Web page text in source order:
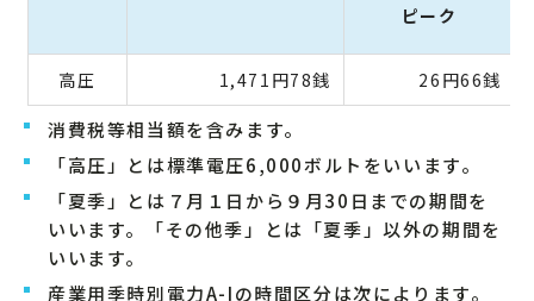
ピーク
高圧 1,471円78銭 26円66銭
消費税等相当額を含みます。
「高圧」とは標準電圧6,000ボルトをいいます。
「夏季」とは７月１日から９月30日までの期間を
いいます。「その他季」とは「夏季」以外の期間を
いいます。
産業用季時別電力A-Iの時間区分は次によります。